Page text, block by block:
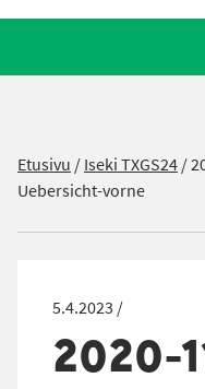
Etusivu /Iseki TXGS24/
Uebersicht-vorne
5.4.2023 /
2020-